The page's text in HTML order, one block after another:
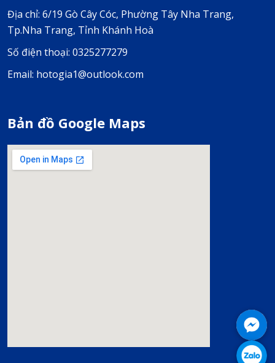
Địa chỉ: 6/19 Gò Cây Cóc, Phường Tây Nha Trang,
Tp.Nha Trang, Tỉnh Khánh Hoà
Số điện thoại: 0325277279
Email: hotogia1@outlook.com
Bản đồ Google Maps